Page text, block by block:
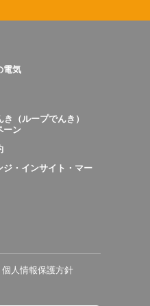
電気
（ループでんき）
ーン
ジ・インサイト・マー
個人情報保護方針